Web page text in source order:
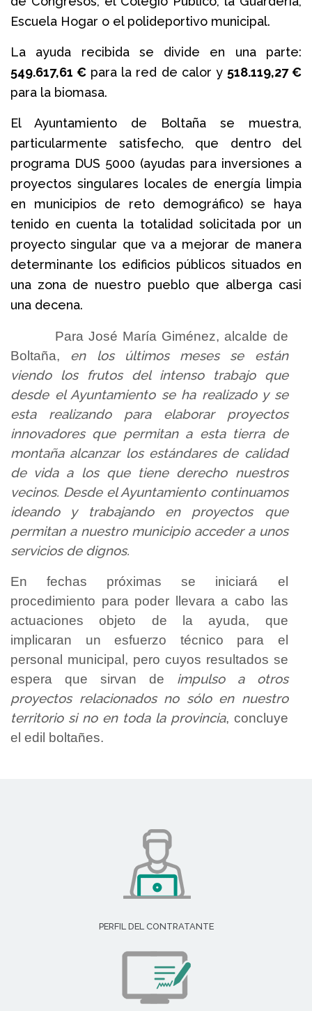
Escuela Hogar o el polideportivo municipal.
La ayuda recibida se divide en una parte:
549.617,61 € para la red de calor y 518.119,27 €
para la biomasa.
El Ayuntamiento de Boltaña se muestra,
particularmente satisfecho, que dentro del
programa DUS 5000 (ayudas para inversiones a
proyectos singulares locales de energía limpia
en municipios de reto demográfico) se haya
tenido en cuenta la totalidad solicitada por un
proyecto singular que va a mejorar de manera
determinante los edificios públicos situados en
una zona de nuestro pueblo que alberga casi
una decena.
Para José María Giménez, alcalde de
Boltaña, en los últimos meses se están
viendo los frutos del intenso trabajo que
desde el Ayuntamiento se ha realizado y se
esta realizando para elaborar proyectos
innovadores que permitan a esta tierra de
montaña alcanzar los estándares de calidad
de vida a los que tiene derecho nuestros
vecinos. Desde el Ayuntamiento continuamos
ideando y trabajando en proyectos que
permitan a nuestro municipio acceder a unos
servicios de dignos.
En fechas próximas se iniciará el
procedimiento para poder llevara a cabo las
actuaciones objeto de la ayuda, que
implicaran un esfuerzo técnico para el
personal municipal, pero cuyos resultados se
espera que sirvan de impulso a otros
proyectos relacionados no sólo en nuestro
territorio si no en toda la provincia, concluye
el edil boltañes.
PERFIL DEL CONTRATANTE